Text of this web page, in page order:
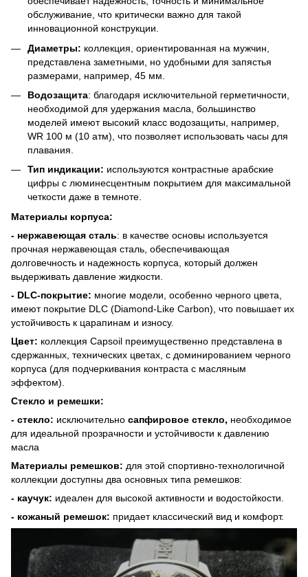
обслуживание, что критически важно для такой
инновационной конструкции.
Диаметры: коллекция, ориентированная на мужчин,
представлена заметными, но удобными для запястья
размерами, например, 45 мм.
Водозащита: благодаря исключительной герметичности,
необходимой для удержания масла, большинство
моделей имеют высокий класс водозащиты, например,
WR 100 м (10 атм), что позволяет использовать часы для
плавания.
Тип индикации: используются контрастные арабские
цифры с люминесцентным покрытием для максимальной
четкости даже в темноте.
Материалы корпуса:
- нержавеющая сталь: в качестве основы используется
прочная нержавеющая сталь, обеспечивающая
долговечность и надежность корпуса, который должен
выдерживать давление жидкости.
- DLC-покрытие: многие модели, особенно черного цвета,
имеют покрытие DLC (Diamond-Like Carbon), что повышает их
устойчивость к царапинам и износу.
Цвет: коллекция Capsoil преимущественно представлена в
сдержанных, технических цветах, с доминированием черного
корпуса (для подчеркивания контраста с масляным
эффектом).
Стекло и ремешки:
- стекло: исключительно сапфировое стекло, необходимое
для идеальной прозрачности и устойчивости к давлению
масла
Материалы ремешков: для этой спортивно-технологичной
коллекции доступны два основных типа ремешков:
- каучук: идеален для высокой активности и водостойкости.
- кожаный ремешок: придает классический вид и комфорт.